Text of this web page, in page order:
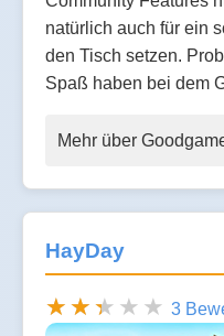
natürlich auch für ein
den Tisch setzen.
Spaß haben bei dem
Mehr über
HayDay
3